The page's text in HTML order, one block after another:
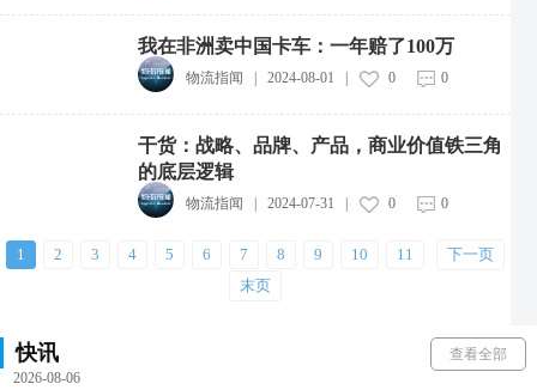
我在非洲卖中国卡车：一年赔了100万
物流指闻 2024-08-01 0 0
干货：战略、品牌、产品，商业价值铁三角
的底层逻辑
物流指闻 2024-07-31 0 0
1 2 3 4 5 6 7 8 9 10 11
下一页
末页
快讯 查看全部
2026-08-06
贝索斯年内首次减持亚马逊股票，套现近3.5亿美元
日照港集团拟合作开发柬埔寨港口
马士基8月上调多航线旺季附加费，最高2000美元
9家企业被骗3500余万元货物！一起典型合同诈骗案被曝光
百世快运北京分拨新场地正式启用
2026-08-06